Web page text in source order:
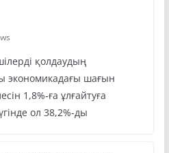
қолдаудың
экономикадағы шағын
1,8%-ға ұлғайтуға
ол 38,2%-ды